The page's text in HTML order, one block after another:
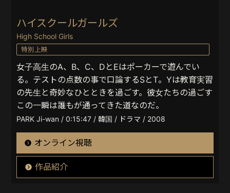
ハイスクールガールズ
High School Girls
特別上映
女子高生のA、B、C、DとEはポーカーで遊んでい
る。テストの点数の事で口論するSとT。Yは教育実習
の先生と奇妙なひとときを過ごす。彼女たちの過ごす
この一瞬は誰もが通ってきた道なのだ。
PARK Ji-wan / 0:15:47 / 韓国 / ドラマ / 2008
オンライン視聴
作品紹介